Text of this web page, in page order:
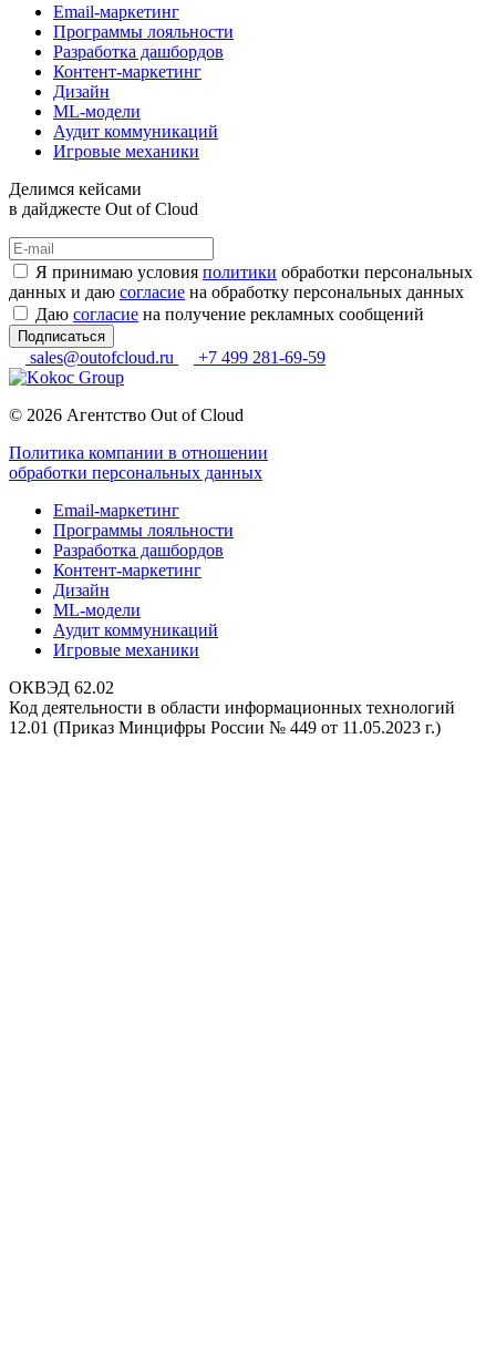
Email-маркетинг
Программы лояльности
Разработка дашбордов
Контент-маркетинг
Дизайн
ML-модели
Аудит коммуникаций
Игровые механики
Делимся кейсами
в дайджесте Out of Cloud
Я принимаю условия политики обработки персональных
данных и даю согласие на обработку персональных данных
Даю согласие на получение рекламных сообщений
Подписаться
sales@outofcloud.ru +7 499 281-69-59
© 2026 Агентство Out of Cloud
Политика компании в отношении
обработки персональных данных
Email-маркетинг
Программы лояльности
Разработка дашбордов
Контент-маркетинг
Дизайн
ML-модели
Аудит коммуникаций
Игровые механики
ОКВЭД 62.02
Код деятельности в области информационных технологий
12.01 (Приказ Минцифры России № 449 от 11.05.2023 г.)